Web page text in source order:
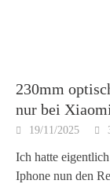
230mm
nur bei Xiaomi
19/11/2025
Ich hatte
Iphone nun den